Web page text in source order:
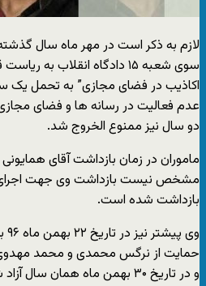
لازم به ذکر است در مهر ماه سال
سوی شعبه ۱۵ دادگاه انقلاب
اکاذیب در فضای مجازی” به تحمل
عدم فعالیت در رسانه ها و فضای
دو سال نیز ممنوع الخروج شد.
ماموران در زمان بازداشت آقای
مشخص نیست بازداشت وی جهت اجرای
بازداشت شده است.
حمایت از نرگس محمدی و محمد
و در تاریخ ۳۰ بهمن ماه همان سال آزاد شده بود.